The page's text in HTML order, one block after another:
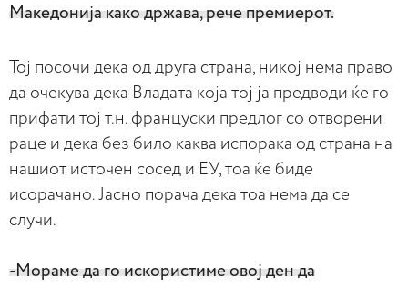
Македонија како држава, рече премиерот.
Тој посочи дека од друга страна, никој нема право
да очекува дека Владата која тој ја предводи ќе го
прифати тој т.н. француски предлог со отворени
раце и дека без било каква испорака од страна на
нашиот источен сосед и ЕУ, тоа ќе биде
исорачано. Јасно порача дека тоа нема да се
случи.
-Мораме да го искористиме овој ден да